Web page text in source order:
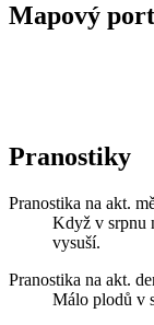
Mapový
Pranostiky
Pranostika na akt.
Když v srpnu
vysuší.
Pranostika na akt.
Málo plodů v